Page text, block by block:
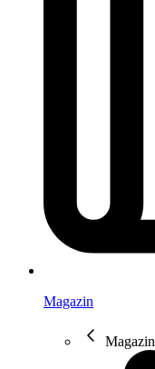
Magazin
Magazin